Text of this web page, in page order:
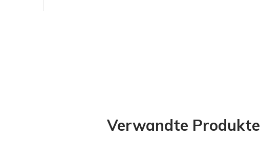
Verwandte Produkte